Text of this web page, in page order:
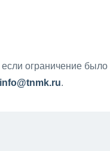
ограничение было
info@tnmk.ru.